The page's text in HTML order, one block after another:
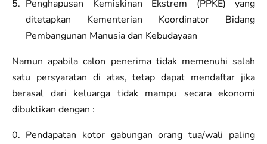
Penghapusan Kemiskinan Ekstrem (PPKE) yang
ditetapkan Kementerian Koordinator Bidang
Pembangunan Manusia dan Kebudayaan
Namun apabila calon penerima tidak memenuhi salah
satu persyaratan di atas, tetap dapat mendaftar jika
berasal dari keluarga tidak mampu secara ekonomi
dibuktikan dengan :
Pendapatan kotor gabungan orang tua/wali paling